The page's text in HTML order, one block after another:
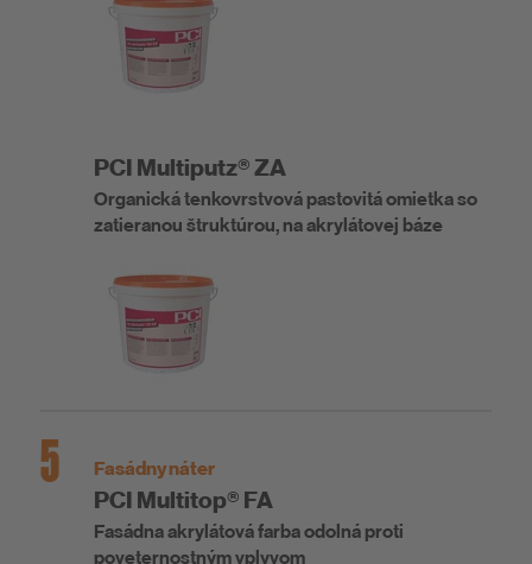
PCI Multiputz® ZA
Organická tenkovrstvová pastovitá omietka so
zatieranou štruktúrou, na akrylátovej báze
5 Fasádny náter
PCI Multitop® FA
Fasádna akrylátová farba odolná proti
poveternostným vplyvom